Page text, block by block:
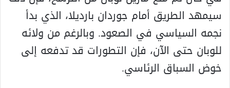
سيمهد الطريق أمام جوردان بارديلا، الذي بدأ
نجمه السياسي في الصعود. وبالرغم من ولائه
للوبان حتى الآن، فإن التطورات قد تدفعه إلى
خوض السباق الرئاسي.